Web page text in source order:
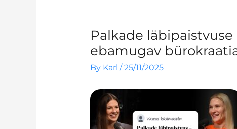
Palkade
ebamugav
By Karl /25/11/2025